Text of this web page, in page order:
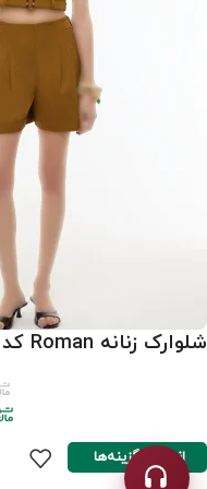
شلوارک زنانه Roman کد Y2612618
انتخاب گزینه‌ها